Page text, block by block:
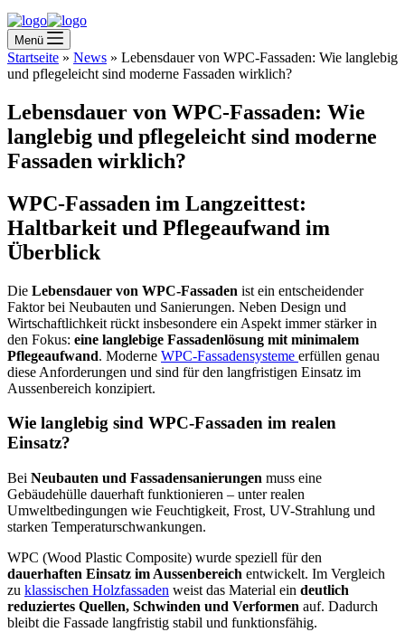
Menü
Startseite » News » Lebensdauer von WPC-Fassaden: Wie langlebig
und pflegeleicht sind moderne Fassaden wirklich?
Lebensdauer von WPC-Fassaden: Wie
langlebig und pflegeleicht sind moderne
Fassaden wirklich?
WPC-Fassaden im Langzeittest:
Haltbarkeit und Pflegeaufwand im
Überblick
Die Lebensdauer von WPC-Fassaden ist ein entscheidender
Faktor bei Neubauten und Sanierungen. Neben Design und
Wirtschaftlichkeit rückt insbesondere ein Aspekt immer stärker in
den Fokus: eine langlebige Fassadenlösung mit minimalem
Pflegeaufwand. Moderne WPC-Fassadensysteme erfüllen genau
diese Anforderungen und sind für den langfristigen Einsatz im
Aussenbereich konzipiert.
Wie langlebig sind WPC-Fassaden im realen
Einsatz?
Bei Neubauten und Fassadensanierungen muss eine
Gebäudehülle dauerhaft funktionieren – unter realen
Umweltbedingungen wie Feuchtigkeit, Frost, UV-Strahlung und
starken Temperaturschwankungen.
WPC (Wood Plastic Composite) wurde speziell für den
dauerhaften Einsatz im Aussenbereich entwickelt. Im Vergleich
zu klassischen Holzfassaden weist das Material ein deutlich
reduziertes Quellen, Schwinden und Verformen auf. Dadurch
bleibt die Fassade langfristig stabil und funktionsfähig.